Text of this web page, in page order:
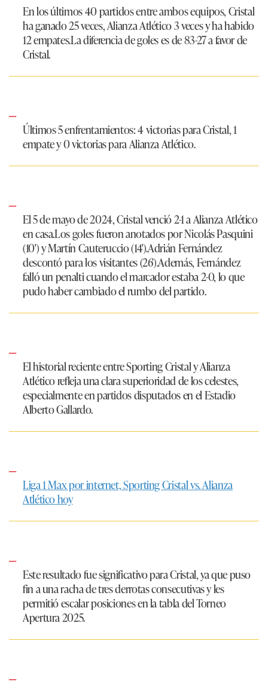
En los últimos 40 partidos entre ambos equipos, Cristal
ha ganado 25 veces, Alianza Atlético 3 veces y ha habido
12 empates.La diferencia de goles es de 83-27 a favor de
Cristal.
Últimos 5 enfrentamientos: 4 victorias para Cristal, 1
empate y 0 victorias para Alianza Atlético. ​
El 5 de mayo de 2024, Cristal venció 2-1 a Alianza Atlético
en casa.Los goles fueron anotados por Nicolás Pasquini
(10') y Martín Cauteruccio (14').Adrián Fernández
descontó para los visitantes (26').Además, Fernández
falló un penalti cuando el marcador estaba 2-0, lo que
pudo haber cambiado el rumbo del partido.
El historial reciente entreSporting CristalyAlianza
Atléticorefleja una clara superioridad de los celestes,
especialmente en partidos disputados en el Estadio
Alberto Gallardo.​
Liga 1 Max por internet, Sporting Cristal vs. Alianza
Atlético hoy
Este resultado fue significativo para Cristal, ya que puso
fin a una racha de tres derrotas consecutivas y les
permitió escalar posiciones en la tabla del Torneo
Apertura 2025. ​